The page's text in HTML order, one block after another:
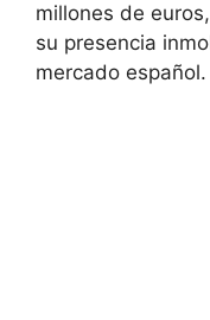
millones de
su presencia
mercado español.